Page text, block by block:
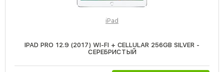
iPad
IPAD PRO 12.9 (2017) WI-FI + CELLULAR 256GB SILVER -
СЕРЕБРИСТЫЙ